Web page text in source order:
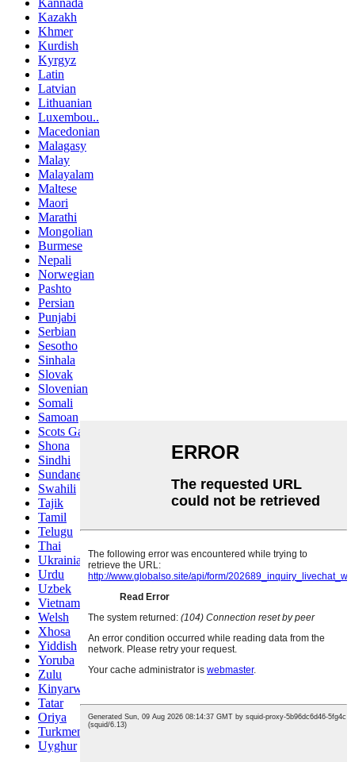
Kannada
Kazakh
Khmer
Kurdish
Kyrgyz
Latin
Latvian
Lithuanian
Luxembou..
Macedonian
Malagasy
Malay
Malayalam
Maltese
Maori
Marathi
Mongolian
Burmese
Nepali
Norwegian
Pashto
Persian
Punjabi
Serbian
Sesotho
Sinhala
Slovak
Slovenian
Somali
Samoan
Scots Gaelic
Shona
Sindhi
Sundanese
Swahili
Tajik
Tamil
Telugu
Thai
Ukrainian
Urdu
Uzbek
Vietnamese
Welsh
Xhosa
Yiddish
Yoruba
Zulu
Kinyarwanda
Tatar
Oriya
Turkmen
Uyghur